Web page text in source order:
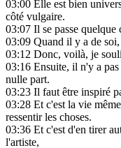
03:00 Elle est bien
côté vulgaire.
03:07 Il se passe quelque
03:09 Quand il y a de
03:12 Donc, voilà, je
03:16 Ensuite, il n'y a
nulle part.
03:23 Il faut être inspiré
03:28 Et c'est la vie
ressentir les choses.
03:36 Et c'est d'en tirer
l'artiste,